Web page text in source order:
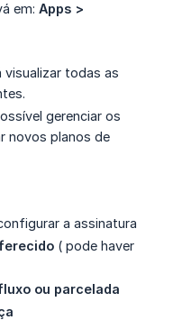
em:
visualizar todas as
gerenciar os
novos planos de
a assinatura
( pode haver
ou parcelada